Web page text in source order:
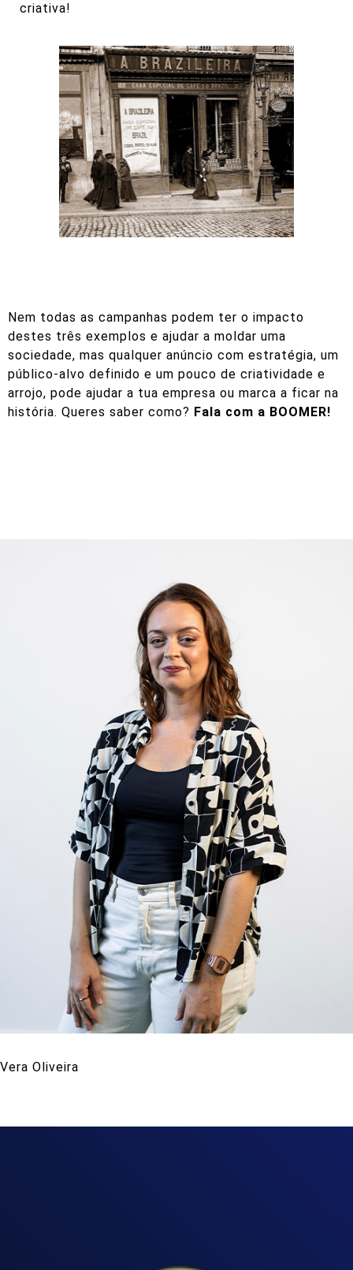
criativa!
Nem todas as campanhas podem ter o impacto
destes três exemplos e ajudar a moldar uma
sociedade, mas qualquer anúncio com estratégia, um
público-alvo definido e um pouco de criatividade e
arrojo, pode ajudar a tua empresa ou marca a ficar na
história. Queres saber como? Fala com a BOOMER!
Vera Oliveira